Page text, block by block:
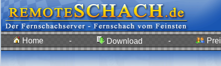
Home - Download -